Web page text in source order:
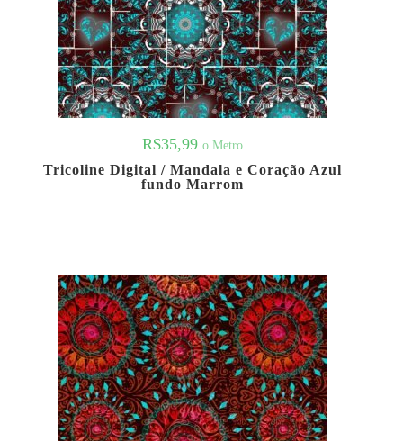
R$35,99 o Metro
Tricoline Digital / Mandala e Coração Azul
fundo Marrom